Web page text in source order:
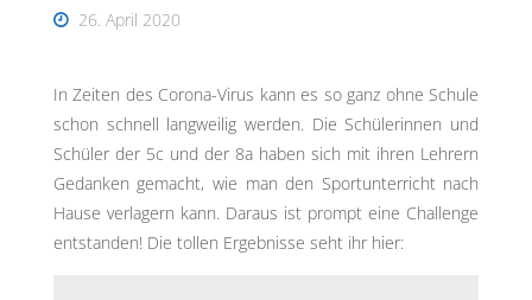
26. April 2020
In Zeiten des Corona-Virus kann es so ganz ohne Schule
schon schnell langweilig werden. Die Schülerinnen und
Schüler der 5c und der 8a haben sich mit ihren Lehrern
Gedanken gemacht, wie man den Sportunterricht nach
Hause verlagern kann. Daraus ist prompt eine Challenge
entstanden! Die tollen Ergebnisse seht ihr hier: